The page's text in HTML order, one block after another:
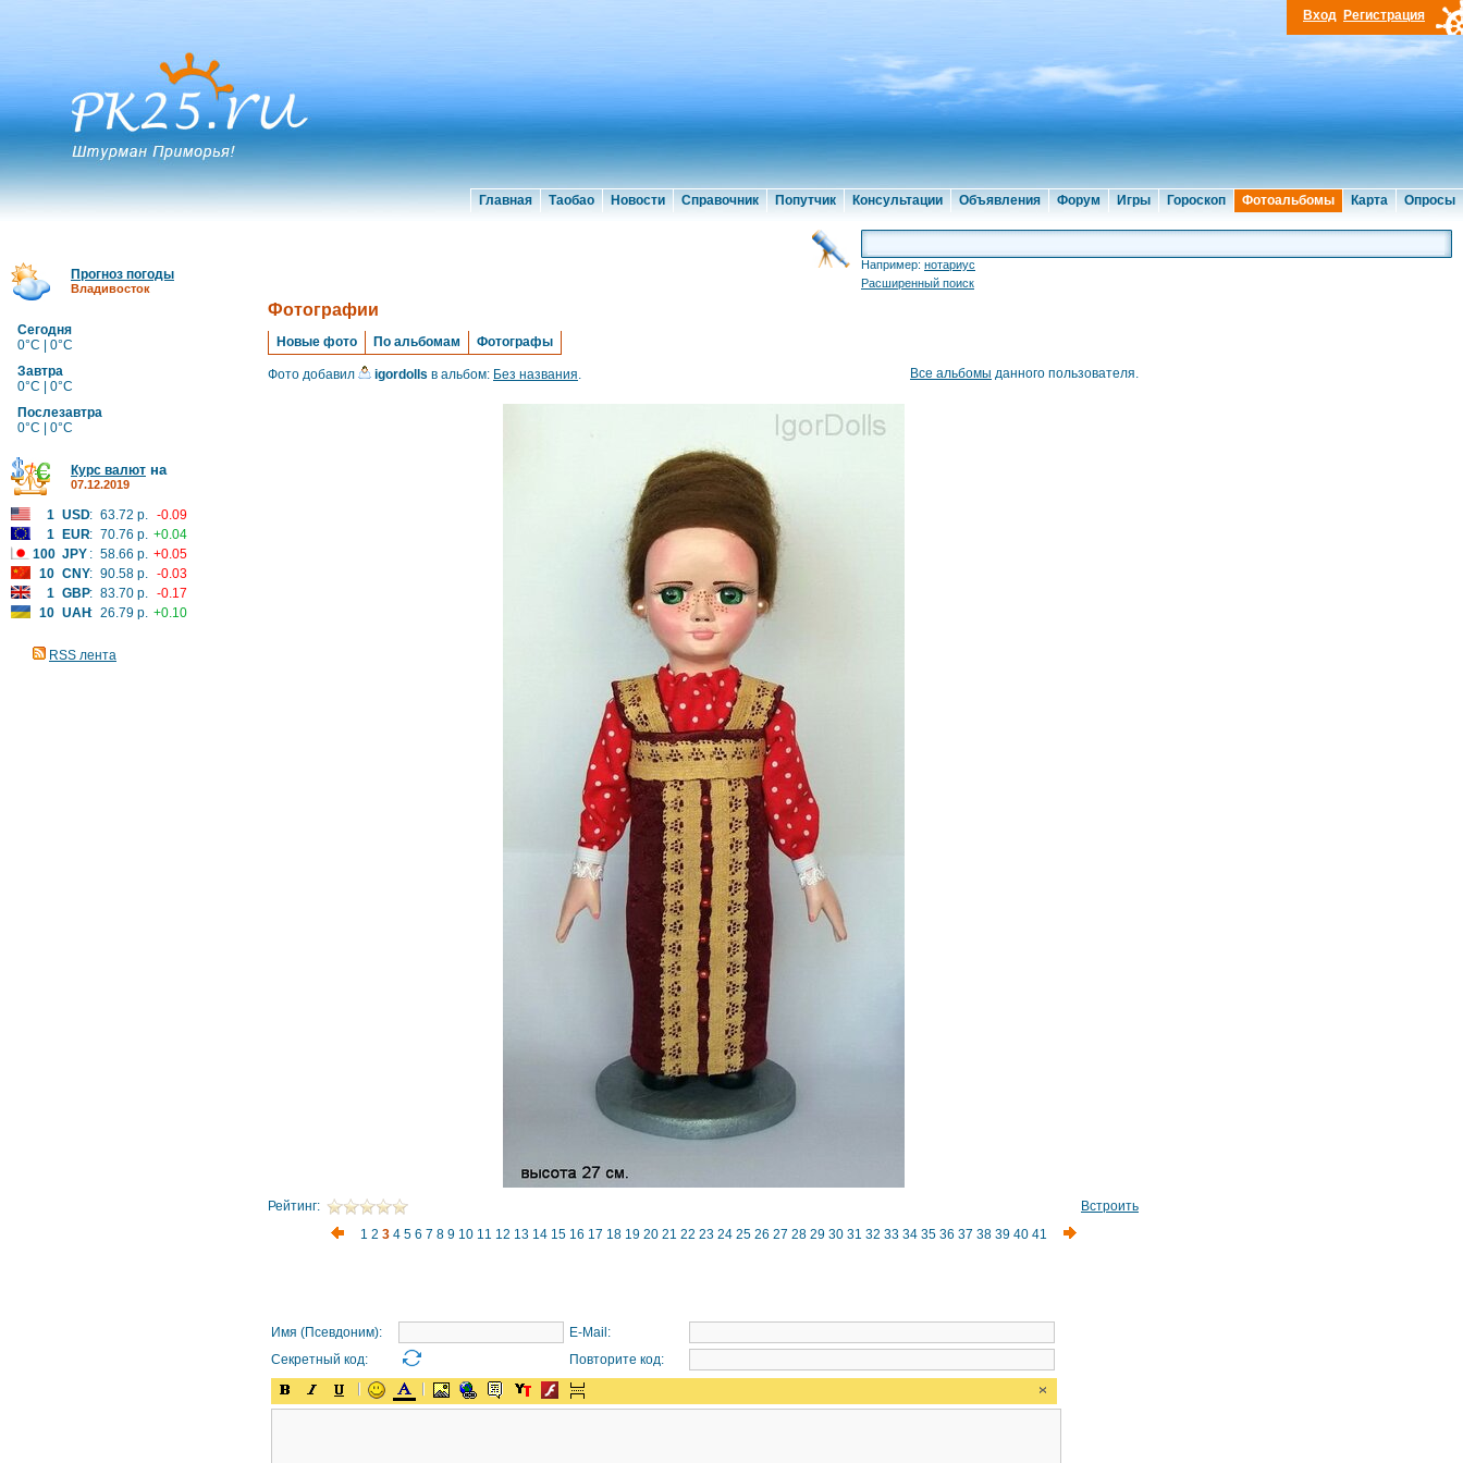
Главная Таобао Новости Справочник Попутчик Консультации Объявления Форум Игры Гороскоп Фотоальбомы Карта Опросы
Вход Регистрация
Прогноз погоды
Владивосток
Сегодня
0°C | 0°C
Завтра
0°C | 0°C
Послезавтра
0°C | 0°C
Курс валют на
07.12.2019
1 USD: 63.72 р. -0.09
1
EUR: 70.76 р. +0.04
100 JPY : 58.66 р. +0.05
10 CNY: 90.58 р. -0.03
1 GBP: 83.70 р. -0.17
10 UAH: 26.79 р. +0.10
RSS лента
Например: нотариус
Расширенный поиск
Фотографии
Новые фото По альбомам Фотографы
Фото добавил igordolls в альбом: Без названия. Все альбомы данного пользователя.
Рейтинг:
Встроить
1 2 3 4 5 6 7 8 9 10 11 12 13 14 15 16 17 18 19 20 21 22 23 24 25 26 27 28 29 30 31 32 33 34 35 36 37 38 39 40 41
Имя (Псевдоним):
E-Mail:
Секретный код:
Повторите код: